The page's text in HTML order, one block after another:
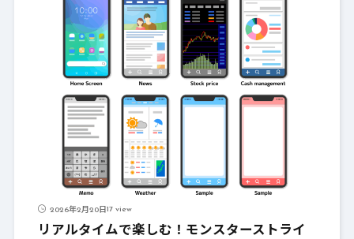
2026年2月20日17 view
リアルタイムで楽しむ！モンスターストライ